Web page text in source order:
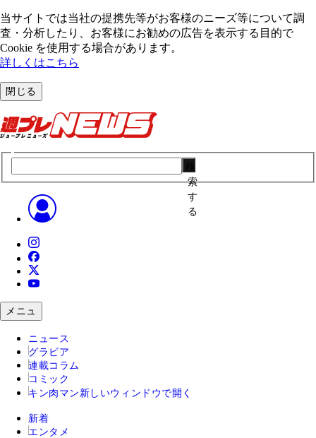
当サイトでは当社の提携先等がお客様のニーズ等について調
査・分析したり、お客様にお勧めの広告を表⽰する⽬的で
Cookie を使⽤する場合があります。
詳しくはこちら
閉じる
索
す
る
メニュ
ニュース
グラビア
連載コラム
コミック
キン肉マン 新しいウィンドウで開く
新着
エンタメ